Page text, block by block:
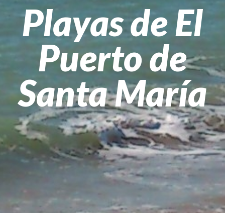
Playas de El
Puerto de
Santa María